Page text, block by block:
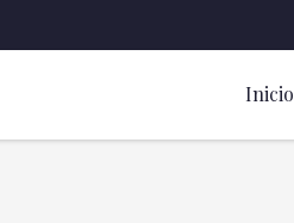
Inicio